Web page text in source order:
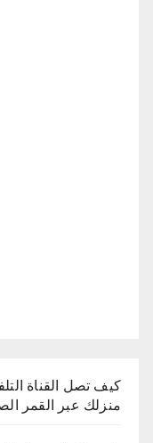
كيف تصل القناة
منزلك عبر القمر